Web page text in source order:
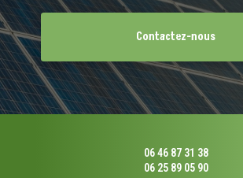
Contactez-nous
06 46 87 31 38
06 25 89 05 90